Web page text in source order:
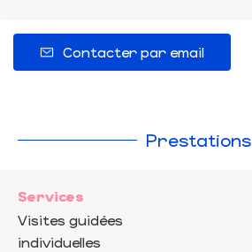
Contacter par email
Prestations
Services
Visites guidées
individuelles